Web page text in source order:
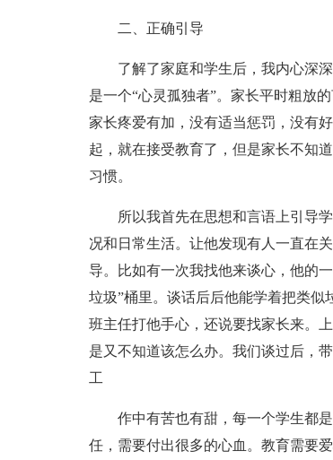
二、正确引导
了解了家庭和学生后，我内心深
是一个“心灵孤独者”。家长平时粗放
家长疼爱有加，没有适当惩罚，没有
起，就在接受教育了，但是家长不知
习惯。
所以我首先在思想和言语上引导
况和日常生活。让他发现有人一直在
导。比如有一次我找他来谈心，他的
垃圾”桶里。谈话后后他能学着把类似
班主任打他手心，还说要找家长来。
是又不知道该怎么办。我们谈过后，
工
作中有苦也有甜，每一个学生都
任，需要付出很多的心血。教育需要